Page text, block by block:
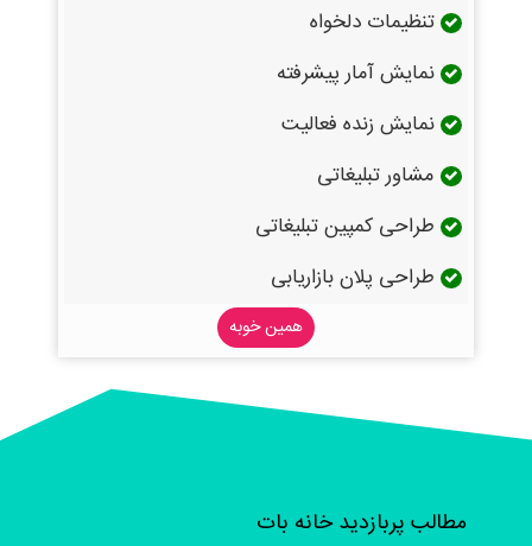
تنظیمات دلخواه
نمایش آمار پیشرفته
نمایش زنده فعالیت
مشاور تبلیغاتی
طراحی کمپین تبلیغاتی
طراحی پلان بازاریابی
همین خوبه
مطالب پربازدید خانه بات